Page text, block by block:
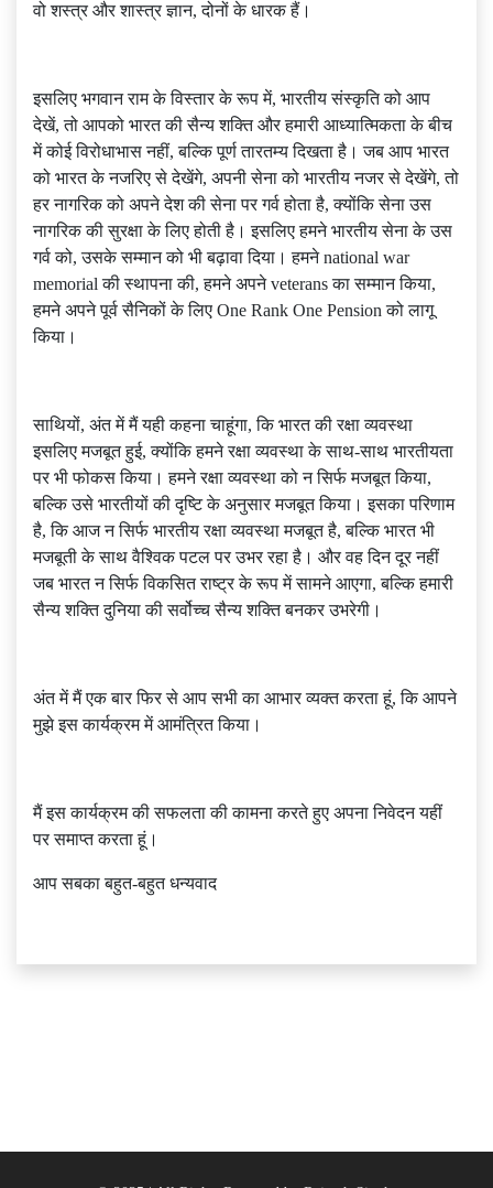
वो शस्त्र और शास्त्र ज्ञान, दोनों के धारक हैं।
इसलिए भगवान राम के विस्तार के रूप में, भारतीय संस्कृति को आप
देखें, तो आपको भारत की सैन्य शक्ति और हमारी आध्यात्मिकता के बीच
में कोई विरोधाभास नहीं, बल्कि पूर्ण तारतम्य दिखता है। जब आप भारत
को भारत के नजरिए से देखेंगे, अपनी सेना को भारतीय नजर से देखेंगे, तो
हर नागरिक को अपने देश की सेना पर गर्व होता है, क्योंकि सेना उस
नागरिक की सुरक्षा के लिए होती है। इसलिए हमने भारतीय सेना के उस
गर्व को, उसके सम्मान को भी बढ़ावा दिया। हमने national war
memorial की स्थापना की, हमने अपने veterans का सम्मान किया,
हमने अपने पूर्व सैनिकों के लिए One Rank One Pension को लागू
किया।
साथियों, अंत में मैं यही कहना चाहूंगा, कि भारत की रक्षा व्यवस्था
इसलिए मजबूत हुई, क्योंकि हमने रक्षा व्यवस्था के साथ-साथ भारतीयता
पर भी फोकस किया। हमने रक्षा व्यवस्था को न सिर्फ मजबूत किया,
बल्कि उसे भारतीयों की दृष्टि के अनुसार मजबूत किया। इसका परिणाम
है, कि आज न सिर्फ भारतीय रक्षा व्यवस्था मजबूत है, बल्कि भारत भी
मजबूती के साथ वैश्विक पटल पर उभर रहा है। और वह दिन दूर नहीं
जब भारत न सिर्फ विकसित राष्ट्र के रूप में सामने आएगा, बल्कि हमारी
सैन्य शक्ति दुनिया की सर्वोच्च सैन्य शक्ति बनकर उभरेगी।
अंत में मैं एक बार फिर से आप सभी का आभार व्यक्त करता हूं, कि आपने
मुझे इस कार्यक्रम में आमंत्रित किया।
मैं इस कार्यक्रम की सफलता की कामना करते हुए अपना निवेदन यहीं
पर समाप्त करता हूं।
आप सबका बहुत-बहुत धन्यवाद